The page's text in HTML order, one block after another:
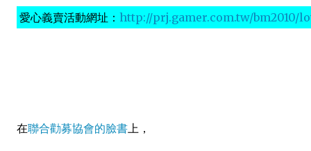
愛心義賣活動網址： http://prj.gamer.com.tw/bm2010/
在聯合勸募協會的臉書上 ，